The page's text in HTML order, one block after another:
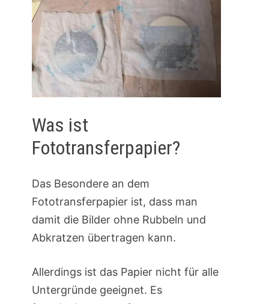
Was ist
Fototransferpapier?
Das Besondere an dem
Fototransferpapier ist, dass man
damit die Bilder ohne Rubbeln und
Abkratzen übertragen kann.
Allerdings ist das Papier nicht für alle
Untergründe geeignet. Es